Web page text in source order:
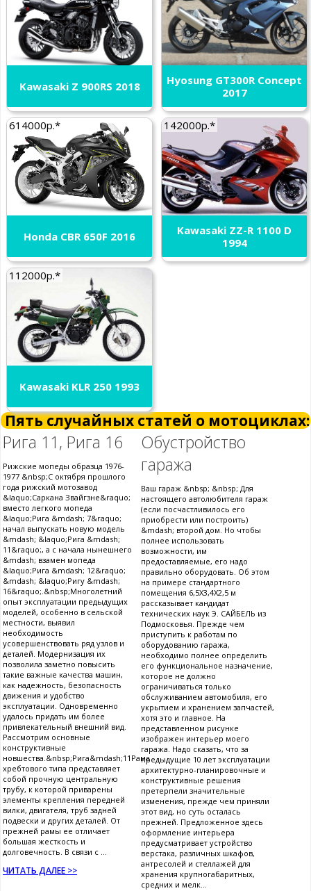
Kawasaki Z 900RS 2018
Hyosung GT300R Concept
2017
614000р.*
Honda CBR 650F 2016
142000р.*
Kawasaki ZZ-R 1100 D
1994
112000р.*
Kawasaki KLR 250 1993
Пять случайных статей о мотоциклах:
Рига 11, Рига 16
Рижские мопеды образца 1976-
1977 &nbsp;С октября прошлого
года рижский мотозавод
&laquo;Саркана Звайгзне&raquo;
вместо легкого мопеда
&laquo;Рига &mdash; 7&raquo;
начал выпускать новую модель
&mdash; &laquo;Рига &mdash;
11&raquo;, а с начала нынешнего
&mdash; взамен мопеда
&laquo;Рига &mdash; 12&raquo;
&mdash; &laquo;Ригу &mdash;
16&raquo;.&nbsp;Многолетний
опыт эксплуатации предыдущих
моделей, особенно в сельской
местности, выявил
необходимость
усовершенствовать ряд узлов и
деталей. Модернизация их
позволила заметно повысить
такие важные качества машин,
как надежность, безопасность
движения и удобство
эксплуатации. Одновременно
удалось придать им более
привлекательный внешний вид.
Рассмотрим основные
конструктивные
новшества.&nbsp;Рига&mdash;11Рама
хребтового типа представляет
собой прочную центральную
трубу, к которой приварены
элементы крепления передней
вилки, двигателя, труб задней
подвески и других деталей. От
прежней рамы ее отличает
большая жесткость и
долговечность. В связи с ...
ЧИТАТЬ ДАЛЕЕ >>
Обустройство
гаража
Ваш гараж &nbsp; &nbsp; Для
настоящего автолюбителя гараж
(если посчастливилось его
приобрести или построить)
&mdash; второй дом. Но чтобы
полнее использовать
возможности, им
предоставляемые, его надо
правильно оборудовать. Об этом
на примере стандартного
помещения 6,5X3,4X2,5 м
рассказывает кандидат
технических наук Э. САЙБЕЛЬ из
Подмосковья. Прежде чем
приступить к работам по
оборудованию гаража,
необходимо полнее определить
его функциональное назначение,
которое не должно
ограничиваться только
обслуживанием автомобиля, его
укрытием и хранением запчастей,
хотя это и главное. На
представленном рисунке
изображен интерьер моего
гаража. Надо сказать, что за
предыдущие 10 лет эксплуатации
архитектурно-планировочные и
конструктивные решения
претерпели значительные
изменения, прежде чем приняли
этот вид, но суть осталась
прежней. Предложенное здесь
оформление интерьера
предусматривает устройство
верстака, различных шкафов,
антресолей и стеллажей для
хранения крупногабаритных,
средних и мелк...